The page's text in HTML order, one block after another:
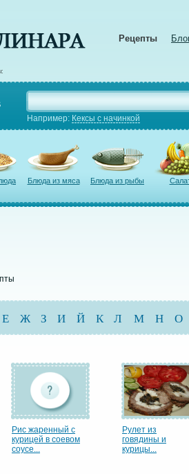
Рецепты
Например: Кексы с начинкой
Блюда из мяса Блюда из рыбы
Е Ж З И Й К Л М Н О
Рис жаренный с
курицей в соевом
соусе...
Рулет из
говядины и
курицы...